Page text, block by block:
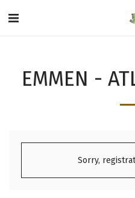
EMMEN -
Sorry,